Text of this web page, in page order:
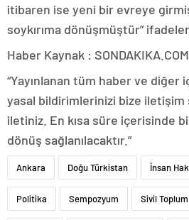
itibaren ise yeni bir evreye
soykırıma dönüşmüştür”
Haber Kaynak : SONDAKIKA.COM
“Yayınlanan tüm haber ve diğer
yasal bildirimlerinizi bize iletişim
iletiniz. En kısa süre içerisinde
dönüş sağlanılacaktır.”
Ankara Doğu Türkistan İnsan
Politika Sempozyum Sivil Toplum